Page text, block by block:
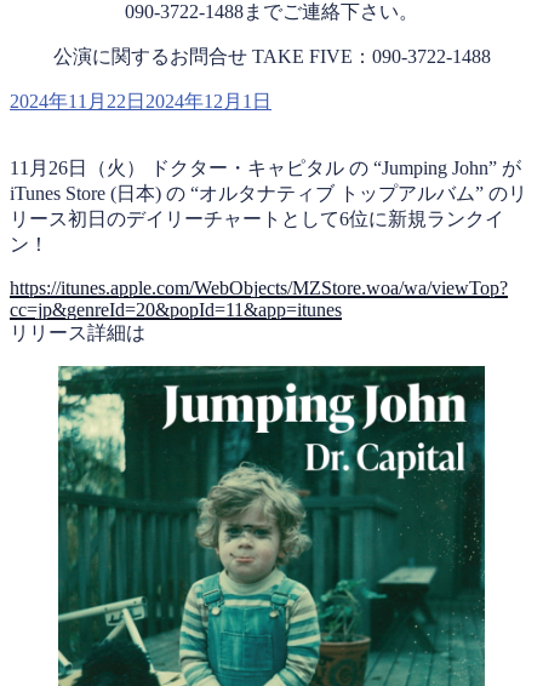
090-3722-1488までご連絡下さい。
公演に関するお問合せ TAKE FIVE：090-3722-1488
投
2024年11月22日 2024年12月1日
11月26日（火） ドクター・キャピタル の “Jumping John” が
iTunes Store (日本) の “オルタナティブ トップアルバム” のリ
リース初日のデイリーチャートとして6位に新規ランクイ
ン！
https://itunes.apple.com/WebObjects/MZStore.woa/wa/viewTop?
cc=jp&genreId=20&popId=11&app=itunes
リリース詳細は